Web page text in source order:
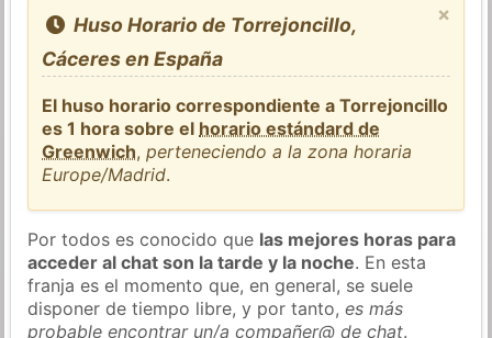
×
Huso Horario de Torrejoncillo,
Cáceres en España
El huso horario correspondiente a Torrejoncillo
es 1 hora sobre el horario estándard de
Greenwich,perteneciendo a la zona horaria
Europe/Madrid.
Por todos es conocido que las mejores horas para
acceder al chat son la tarde y la noche. En esta
franja es el momento que, en general, se suele
disponer de tiempo libre, y por tanto,es más
probable encontrar un/a compañer@ de chat.